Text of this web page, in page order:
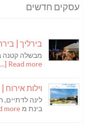
עסקים חדשים
בירליך |
מבשלה קטנה
Read more [...]
וילות
לינה
בינת מ[...]